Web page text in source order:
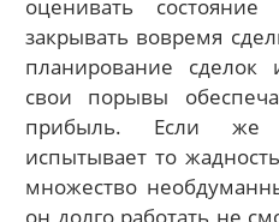
оценивать
закрывать вовремя
планирование
свои порывы
прибыль. Если же
испытывает то
множество